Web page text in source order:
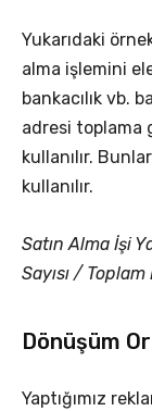
Yukarıdaki
alma işlemini
bankacılık vb.
adresi toplama
kullanılır.
kullanılır.
Satın Alma İşi
Sayısı / Toplam
Dönüşüm
Yaptığımız